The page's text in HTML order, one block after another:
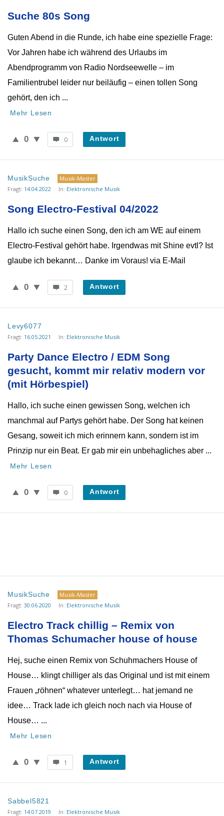
Suche 80s Song
Guten Abend in die Runde, ich habe eine spezielle Frage:
Vor Jahren habe ich während des Urlaubs im
Abendprogramm von Radio Nordseewelle – im
Familientrubel leider nur beiläufig – einen tollen Song
gehört, den ich ...
Mehr Lesen
0 0 Antwort
MusikSuche
Musik-Master
Fragt: 14.04.2022 In: Elektronische Musik
Song Electro-Festival 04/2022
Hallo ich suche einen Song, den ich am WE auf einem
Electro-Festival gehört habe. Irgendwas mit Shine evtl? Ist
glaube ich bekannt… Danke im Voraus! via E-Mail
0 2 Antwort
Levy6077
Fragt: 16.05.2021 In: Elektronische Musik
Party Dance Electro / EDM Song
gesucht, kommt mir relativ modern vor
(mit Hörbespiel)
Hallo, ich suche einen gewissen Song, welchen ich
manchmal auf Partys gehört habe. Der Song hat keinen
Gesang, soweit ich mich erinnern kann, sondern ist im
Prinzip nur ein Beat. Er gab mir ein unbehagliches aber ...
Mehr Lesen
0 0 Antwort
MusikSuche
Musik-Master
Fragt: 30.06.2020 In: Elektronische Musik
Electro Track chillig – Remix von
Thomas Schumacher house of house
Hej, suche einen Remix von Schuhmachers House of
House… klingt chilliger als das Original und ist mit einem
Frauen „röhnen“ whatever unterlegt… hat jemand ne
idee… Track lade ich gleich noch nach via House of
House… ...
Mehr Lesen
0 1 Antwort
Sabbel5821
Fragt: 14.07.2019 In: Elektronische Musik